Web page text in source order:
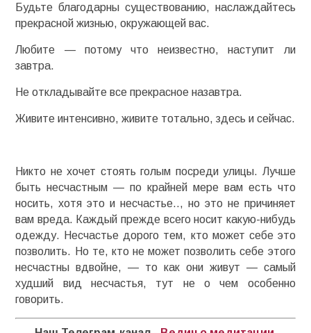
Будьте благодарны существованию, наслаждайтесь
прекрасной жизнью, окружающей вас.
Любите — потому что неизвестно, наступит ли
завтра.
Не откладывайте все прекрасное назавтра.
Живите интенсивно, живите тотально, здесь и сейчас.
Никто не хочет стоять голым посреди улицы. Лучше
быть несчастным — по крайней мере вам есть что
носить, хотя это и несчастье.., но это не причиняет
вам вреда. Каждый прежде всего носит какую-нибудь
одежду. Несчастье дорого тем, кто может себе это
позволить. Но те, кто не может позволить себе этого
несчастны вдвойне, — то как они живут — самый
худший вид несчастья, тут не о чем особенно
говорить.